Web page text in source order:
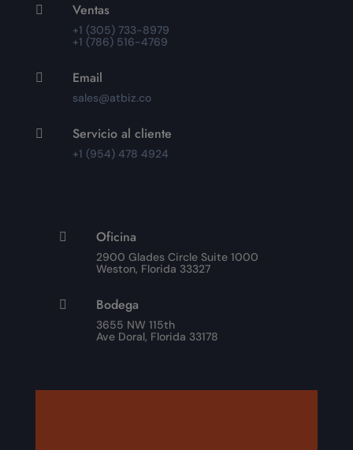
 Ventas
+1 (305) 733-8979
+1 (786) 516-4769
 Email
sales@atbiz.co
 Servicio al cliente
+1 (954) 478 4924
 Oficina
2900 Glades Circle Suite 1000
Weston, Florida 33327
 Bodega
3655 NW 115th
Ave Doral, Florida 33178